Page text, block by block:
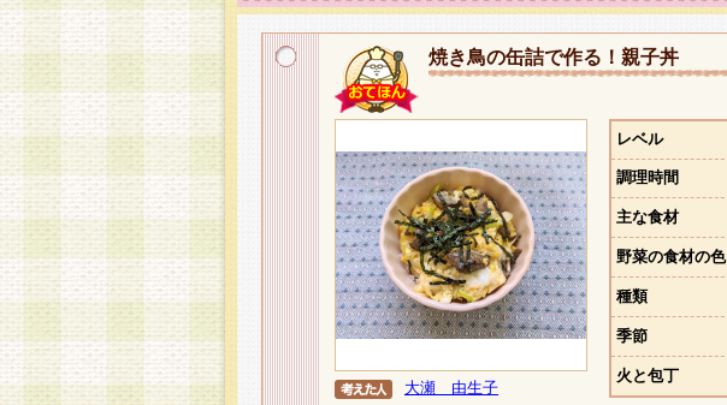
焼き鳥の缶詰で作る！親子丼
大瀬 由生子
レベル
調理時間
主な食材
野菜の食材の色
種類
季節
火と包丁